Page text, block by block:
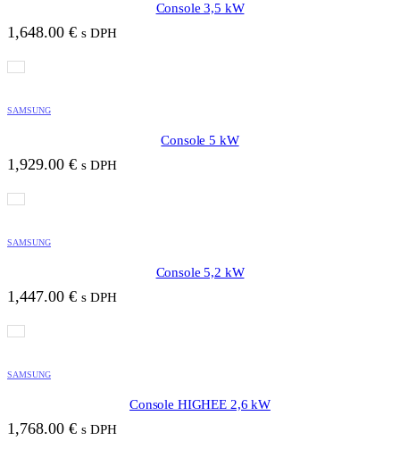
Console 3,5 kW
1,648.00 € s DPH
SAMSUNG
Console 5 kW
1,929.00 € s DPH
SAMSUNG
Console 5,2 kW
1,447.00 € s DPH
SAMSUNG
Console HIGHEE 2,6 kW
1,768.00 € s DPH